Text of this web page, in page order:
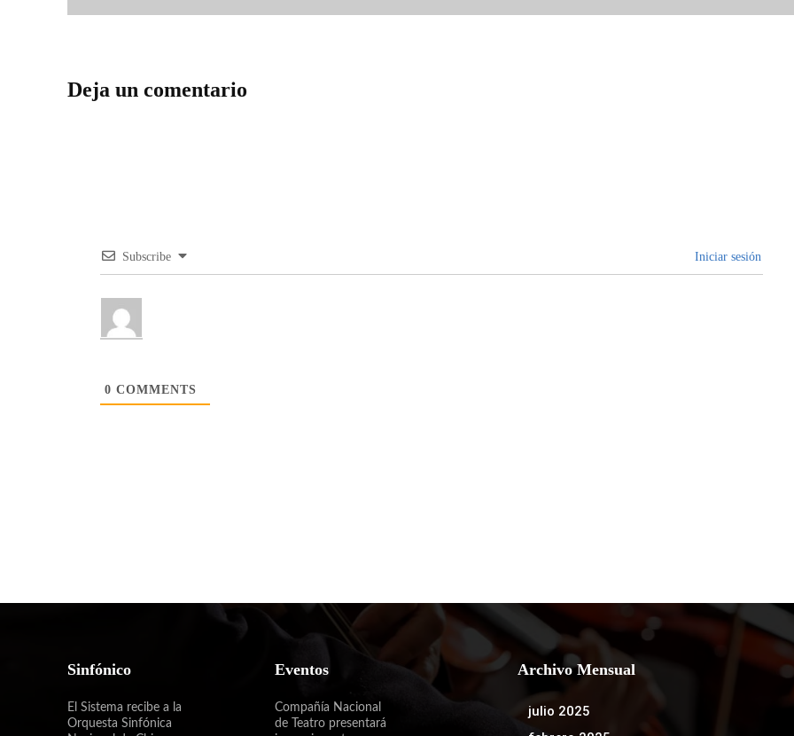
Deja un comentario
Subscribe Iniciar sesión
0 COMMENTS
Sinfónico
El Sistema recibe a la
Orquesta Sinfónica
Eventos
Compañía Nacional
de Teatro presentará
Archivo Mensual
julio 2025